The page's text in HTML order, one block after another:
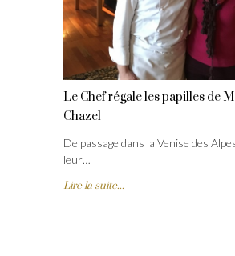
Le Chef régale les papilles de
Chazel
De passage dans la Venise des
leur…
Lire la suite...